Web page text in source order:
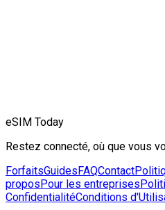
eSIM Today
Restez connecté, où que vous
ForfaitsGuides FAQContact
propos Pour les entreprises
ConfidentialitéConditions